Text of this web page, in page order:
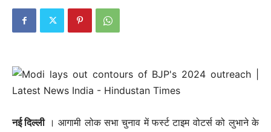
नई दिल्ली। आगामी लोक सभा चुनाव में फर्स्ट टाइम वोटर्स को लुभाने के